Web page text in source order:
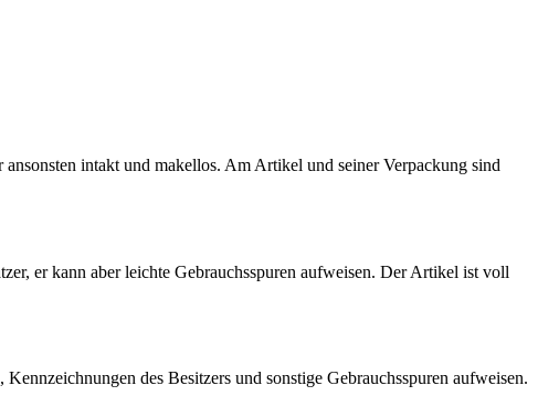
intakt und makellos. Am Artikel und seiner Verpackung sind
er kann aber leichte Gebrauchsspuren aufweisen. Der Artikel ist voll
des Besitzers und sonstige Gebrauchsspuren aufweisen.